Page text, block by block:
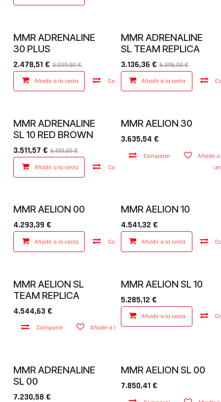
MMR ADRENALINE
30 PLUS
2.478,51 € 3.999,00€
Añadir a la cesta Comparar Añadir a lista de
MMR ADRENALINE
SL TEAM REPLICA
3.136,36€ 5.395,00€
Añadir a la cesta
MMR ADRENALINE
SL 10 RED BROWN
3.511,57 € 6.199,00€
Añadir a la cesta Comparar Añadir a lista de
MMR AELION 30
3.635,54 €
Comparar Añadir
MMR AELION 00
4.293,39 €
Añadir a la cesta Comparar Añadir a lista de
MMR AELION 10
4.541,32 €
Añadir a la cesta
Agotada
MMR AELION SL
TEAM REPLICA
4.544,63 €
Comparar Añadir a lista de deseos
MMR AELION SL 10
5.285,12 €
Añadir a la cesta
Agotada
MMR ADRENALINE
SL 00
7.230,58 €
Agotada
MMR AELION SL 00
7.850,41€